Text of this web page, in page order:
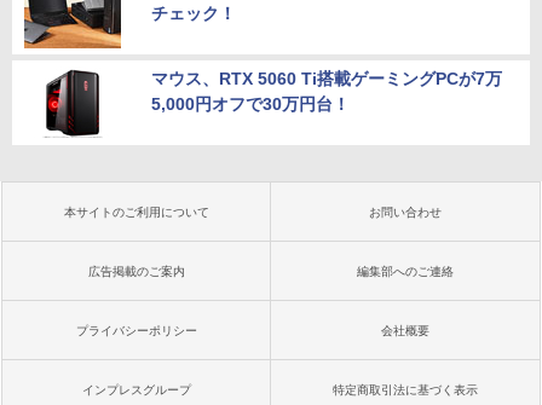
チェック！
マウス、RTX 5060 Ti搭載ゲーミングPCが7万
5,000円オフで30万円台！
本サイトのご利用について お問い合わせ
広告掲載のご案内 編集部へのご連絡
プライバシーポリシー 会社概要
インプレスグループ 特定商取引法に基づく表示